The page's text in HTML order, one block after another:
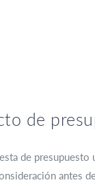
de
de
antes